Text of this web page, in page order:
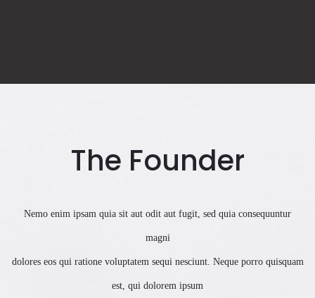
The Founder
Nemo enim ipsam quia sit aut odit aut fugit, sed quia consequuntur
magni
dolores eos qui ratione voluptatem sequi nesciunt. Neque porro quisquam
est, qui dolorem ipsum